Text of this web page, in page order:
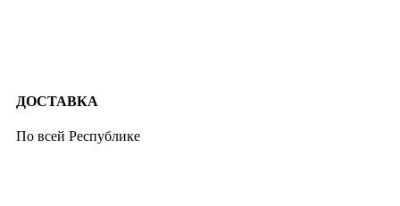
ДОСТАВКА
По всей Республике